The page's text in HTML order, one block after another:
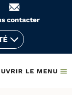
contacter
LE MENU